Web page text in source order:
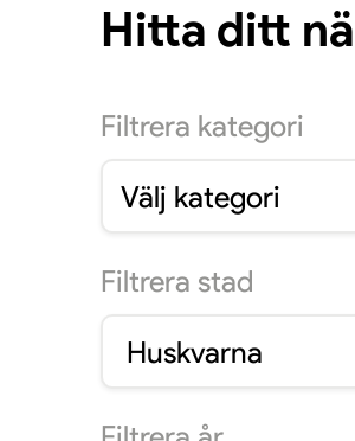
Hitta ditt
Filtrera kategori
Välj kategori
Filtrera stad
Huskvarna